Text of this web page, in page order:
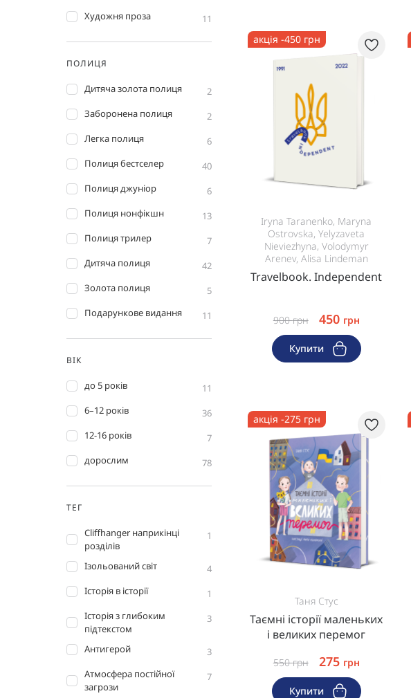
Художня проза
11
ПОЛИЦЯ
Дитяча золота полиця
2
Заборонена полиця
2
Легка полиця
6
Полиця бестселер
40
Полиця джуніор
6
Полиця нонфікшн
13
Полиця трилер
7
Дитяча полиця
42
Золота полиця
5
Подарункове видання
11
ВІК
до 5 років
11
6–12 років
36
12-16 років
7
дорослим
78
ТЕГ
Cliffhanger наприкінці
розділів
1
Ізольований світ
4
Історія в історії
1
Історія з глибоким
підтекстом
3
Антигерой
3
Атмосфера постійної
загрози
7
акція -450 грн
Iryna Taranenko, Maryna
Ostrovska, Yelyzaveta
Nieviezhyna, Volodymyr
Arenev, Alisa Lindeman
Travelbook. Independent
900грн 450 грн
Купити
акція -275 грн
Таня Стус
Таємні історії маленьких
і великих перемог
550грн 275 грн
Купити